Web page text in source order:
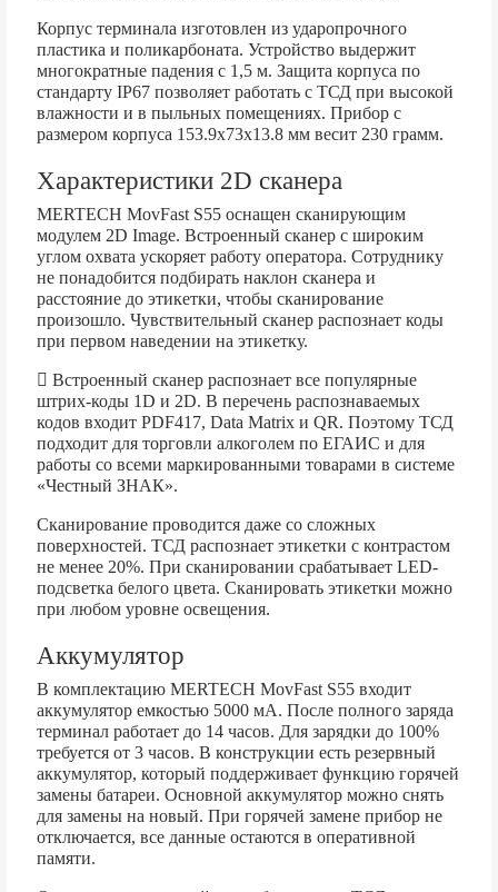
Корпус терминала изготовлен из ударопрочного
пластика и поликарбоната. Устройство выдержит
многократные падения с 1,5 м. Защита корпуса по
стандарту IP67 позволяет работать с ТСД при высокой
влажности и в пыльных помещениях. Прибор с
размером корпуса 153.9х73х13.8 мм весит 230 грамм.
Характеристики 2D сканера
MERTECH MovFast S55 оснащен сканирующим
модулем 2D Image. Встроенный сканер с широким
углом охвата ускоряет работу оператора. Сотруднику
не понадобится подбирать наклон сканера и
расстояние до этикетки, чтобы сканирование
произошло. Чувствительный сканер распознает коды
при первом наведении на этикетку.
Встроенный сканер распознает все популярные
штрих-коды 1D и 2D. В перечень распознаваемых
кодов входит PDF417, Data Matrix и QR. Поэтому ТСД
подходит для торговли алкоголем по ЕГАИС и для
работы со всеми маркированными товарами в системе
«Честный ЗНАК».
Сканирование проводится даже со сложных
поверхностей. ТСД распознает этикетки с контрастом
не менее 20%. При сканировании срабатывает LED-
подсветка белого цвета. Сканировать этикетки можно
при любом уровне освещения.
Аккумулятор
В комплектацию MERTECH MovFast S55 входит
аккумулятор емкостью 5000 мА. После полного заряда
терминал работает до 14 часов. Для зарядки до 100%
требуется от 3 часов. В конструкции есть резервный
аккумулятор, который поддерживает функцию горячей
замены батареи. Основной аккумулятор можно снять
для замены на новый. При горячей замене прибор не
отключается, все данные остаются в оперативной
памяти.